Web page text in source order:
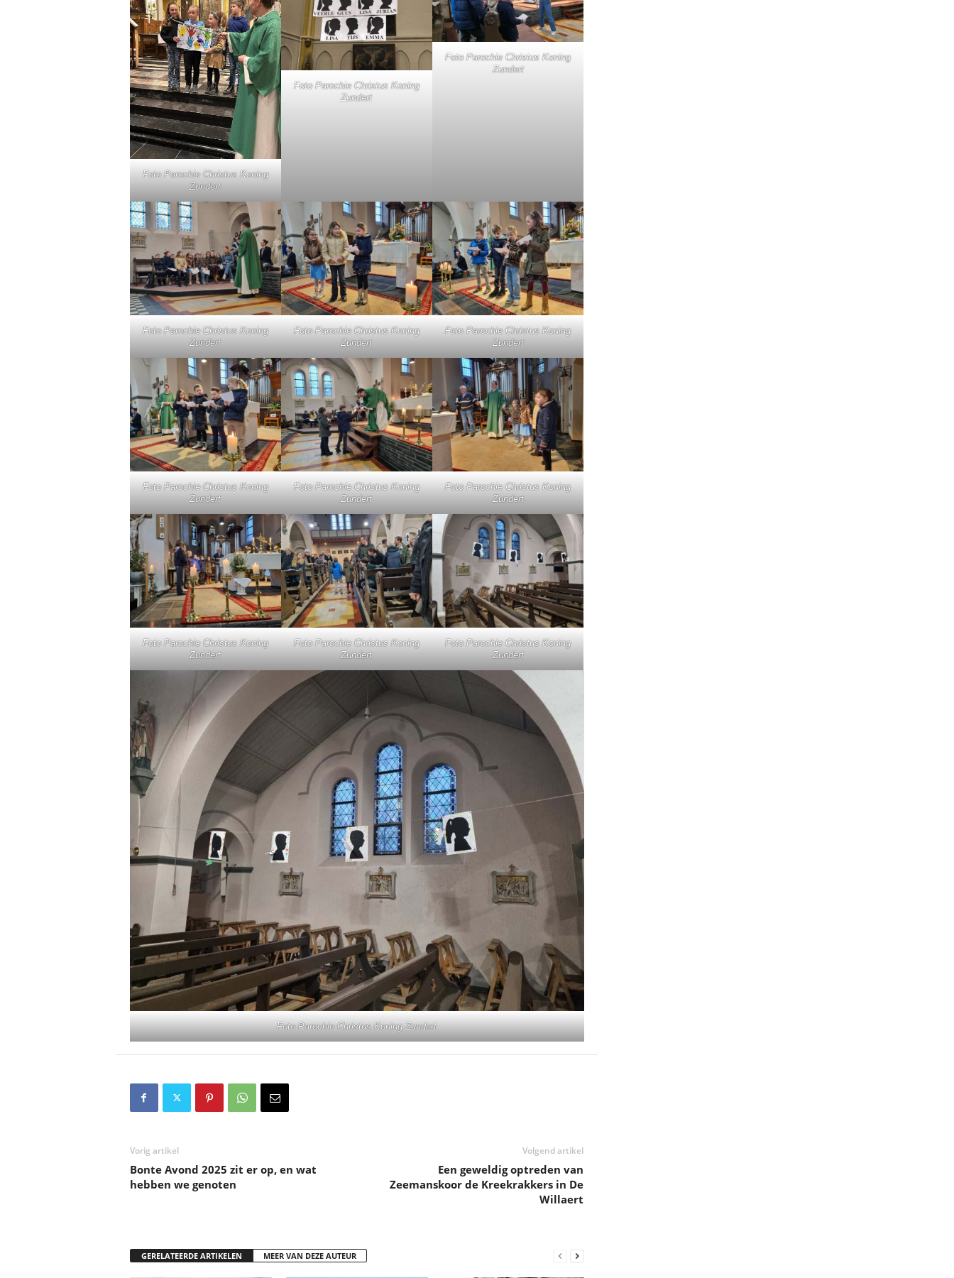
Foto Parochie Christus Koning
Zundert
Foto Parochie Christus Koning
Zundert
Foto Parochie Christus Koning
Zundert
Foto Parochie Christus Koning
Zundert
Foto Parochie Christus Koning
Zundert
Foto Parochie Christus Koning
Zundert
Foto Parochie Christus Koning
Zundert
Foto Parochie Christus Koning
Zundert
Foto Parochie Christus Koning
Zundert
Foto Parochie Christus Koning
Zundert
Foto Parochie Christus Koning
Zundert
Foto Parochie Christus Koning
Zundert
Foto Parochie Christus Koning Zundert
Vorig artikel
Bonte Avond 2025 zit er op, en wat
hebben we genoten
Volgend artikel
Een geweldig optreden van
Zeemanskoor de Kreekrakkers in De
Willaert
GERELATEERDE ARTIKELEN MEER VAN DEZE AUTEUR